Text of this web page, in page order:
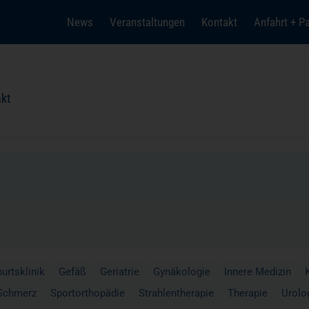
News Veranstaltungen Kontakt Anfahrt +
Spenden + Helfen
Lob + Anregung
Christlichkeit in
Kontakt
Gefäß Geriatrie Gynäkologie Innere Medizin
Sportorthopädie Strahlentherapie Therapie